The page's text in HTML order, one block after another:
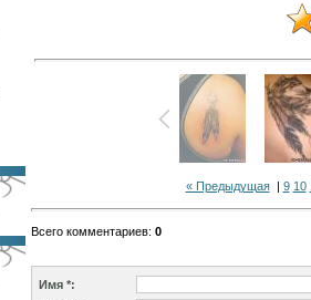
« Предыдущая| 9 10
Всего комментариев: 0
Имя *: